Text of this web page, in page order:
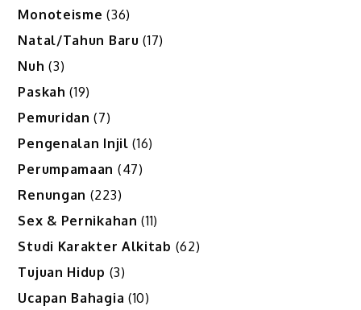
Monoteisme (36)
Natal/Tahun Baru (17)
Nuh (3)
Paskah (19)
Pemuridan (7)
Pengenalan Injil (16)
Perumpamaan (47)
Renungan (223)
Sex & Pernikahan (11)
Studi Karakter Alkitab (62)
Tujuan Hidup (3)
Ucapan Bahagia (10)